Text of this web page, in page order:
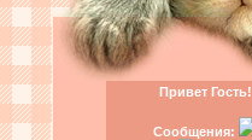
Привет Гость!
Сообщения: